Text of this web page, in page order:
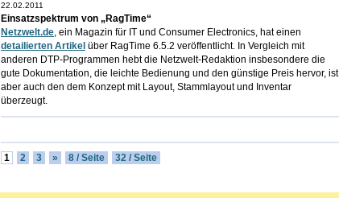
22.02.2011
Einsatzspektrum von „RagTime“
Netzwelt.de, ein Magazin für IT und Consumer Electronics, hat einen
detailierten Artikel über RagTime 6.5.2 veröffentlicht. In Vergleich mit
anderen DTP-Programmen hebt die Netzwelt-Redaktion insbesondere die
gute Dokumentation, die leichte Bedienung und den günstige Preis hervor, ist
aber auch den dem Konzept mit Layout, Stammlayout und Inventar
überzeugt.
1 2 3 » 8 / Seite 32 / Seite